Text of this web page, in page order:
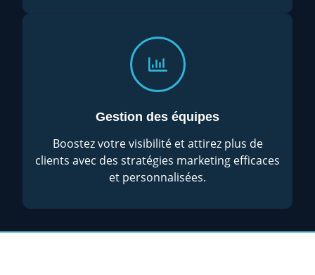
Gestion des équipes
Boostez votre visibilité et attirez plus de
clients avec des stratégies marketing efficaces
et personnalisées.